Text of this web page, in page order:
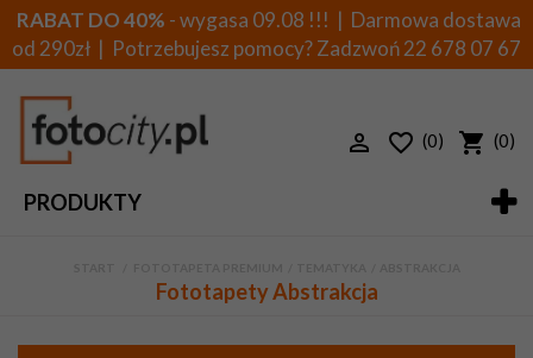
RABAT DO 40% - wygasa 09.08 !!! | Darmowa dostawa
od 290zł | Potrzebujesz pomocy? Zadzwoń22 678 07 67
PRODUKTY
(0) (0)
Fototapety Abstrakcja